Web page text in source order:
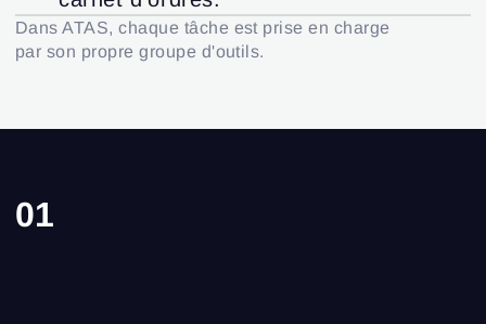
Dans ATAS, chaque tâche est prise en charge
par son propre groupe d'outils.
01